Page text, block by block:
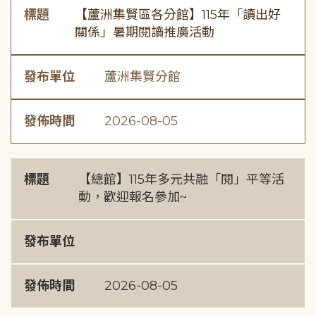
標題
【蘆洲集賢區各分館】115年「讀出好
關係」暑期閱讀推廣活動
發布單位 蘆洲集賢分館
發佈時間 2026-08-05
標題
【總館】115年多元共融「閱」平等活
動，歡迎報名參加~
發布單位
發佈時間 2026-08-05